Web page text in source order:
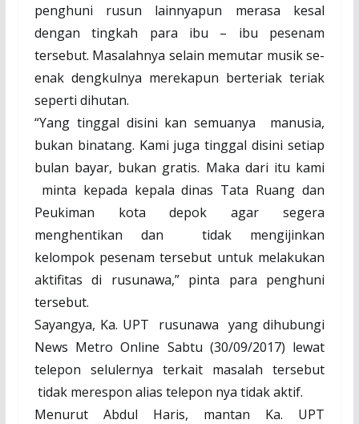
penghuni rusun lainnyapun merasa kesal
dengan tingkah para ibu – ibu pesenam
tersebut. Masalahnya selain memutar musik se-
enak dengkulnya merekapun berteriak teriak
seperti dihutan.
“Yang tinggal disini kan semuanya
manusia,
bukan binatang. Kami juga tinggal disini setiap
bulan bayar, bukan gratis. Maka dari itu kami
minta kepada kepala dinas Tata Ruang dan
Peukiman kota depok agar segera
menghentikan dan tidak mengijinkan
kelompok pesenam tersebut untuk melakukan
aktifitas di rusunawa,” pinta para penghuni
tersebut.
Sayangya, Ka. UPT
rusunawa yang dihubungi
News Metro Online Sabtu (30/09/2017) lewat
telepon selulernya terkait masalah tersebut
tidak merespon alias telepon nya tidak aktif.
Menurut Abdul Haris, mantan Ka. UPT